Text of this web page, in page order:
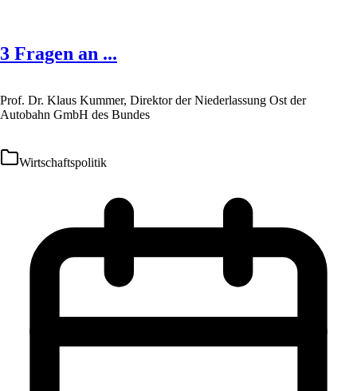
3 Fragen an ...
Prof. Dr. Klaus Kummer, Direktor der Niederlassung Ost der
Autobahn GmbH des Bundes
Wirtschaftspolitik